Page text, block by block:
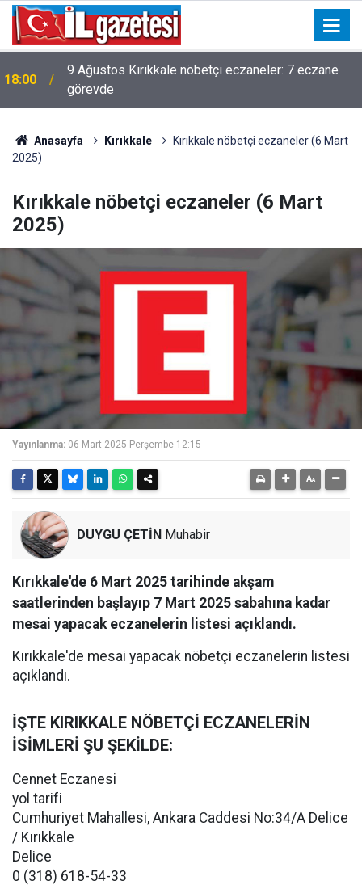
18:00
9 Ağustos Kırıkkale nöbetçi eczaneler: 7 eczane
görevde
Anasayfa Kırıkkale
Kırıkkale nöbetçi eczaneler (6 Mart
2025)
Kırıkkale nöbetçi eczaneler (6 Mart
2025)
Yayınlanma: 06 Mart 2025 Perşembe 12:15
DUYGU ÇETİN Muhabir
Kırıkkale'de 6 Mart 2025 tarihinde akşam
saatlerinden başlayıp 7 Mart 2025 sabahına kadar
mesai yapacak eczanelerin listesi açıklandı.
Kırıkkale'de mesai yapacak nöbetçi eczanelerin listesi
açıklandı.
İŞTE KIRIKKALE NÖBETÇİ ECZANELERİN
İSİMLERİ ŞU ŞEKİLDE:
Cennet Eczanesi
yol tarifi
Cumhuriyet Mahallesi, Ankara Caddesi No:34/A Delice
/ Kırıkkale
Delice
0 (318) 618-54-33